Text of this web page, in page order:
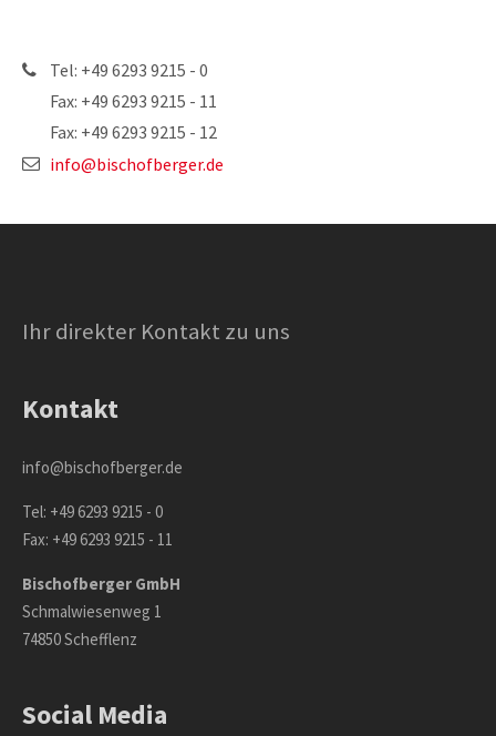
Tel: +49 6293 9215 - 0
Fax: +49 6293 9215 - 11
Fax: +49 6293 9215 - 12
info@bischofberger.de
Ihr direkter Kontakt zu uns
Kontakt
info@bischofberger.de
Tel: +49 6293 9215 - 0
Fax: +49 6293 9215 - 11
Bischofberger GmbH
Schmalwiesenweg 1
74850 Schefflenz
Social Media